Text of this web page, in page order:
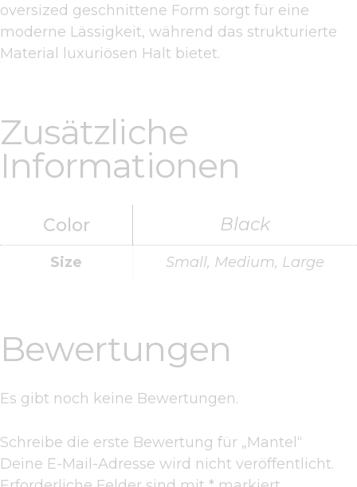
oversized geschnittene Form sorgt für eine
moderne Lässigkeit, während das strukturierte
Material luxuriösen Halt bietet.
Zusätzliche
Informationen
Color Black
Size Small, Medium, Large
Bewertungen
Es gibt noch keine Bewertungen.
Schreibe die erste Bewertung für „Mantel“
Deine E-Mail-Adresse wird nicht veröffentlicht.